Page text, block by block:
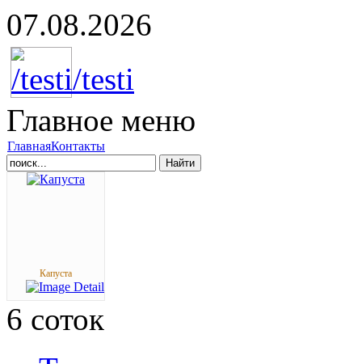
07.08.2026
Главное меню
ГлавнаяКонтакты
Найти
Капуста
6 соток